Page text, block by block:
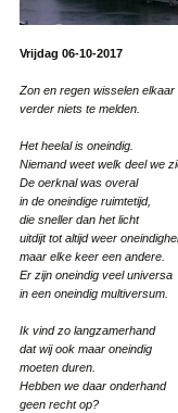
Vrijdag 06-10-2017
Zon en regen wisselen elkaar
verder niets te melden.
Het heelal is oneindig.
Niemand weet welk deel we
De oerknal was overal
in de oneindige ruimtetijd,
die sneller dan het licht
uitdijt tot altijd weer
maar elke keer een andere.
Er zijn oneindig veel universa
in een oneindig multiversum.
Ik vind zo langzamerhand
dat wij ook maar oneindig
moeten duren.
Hebben we daar onderhand
geen recht op?